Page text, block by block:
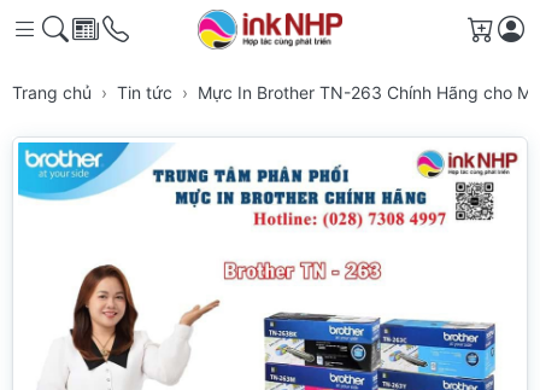
Giỏ
Trang chủ Tin tức Mực In Brother TN-263 Chính Hãng cho